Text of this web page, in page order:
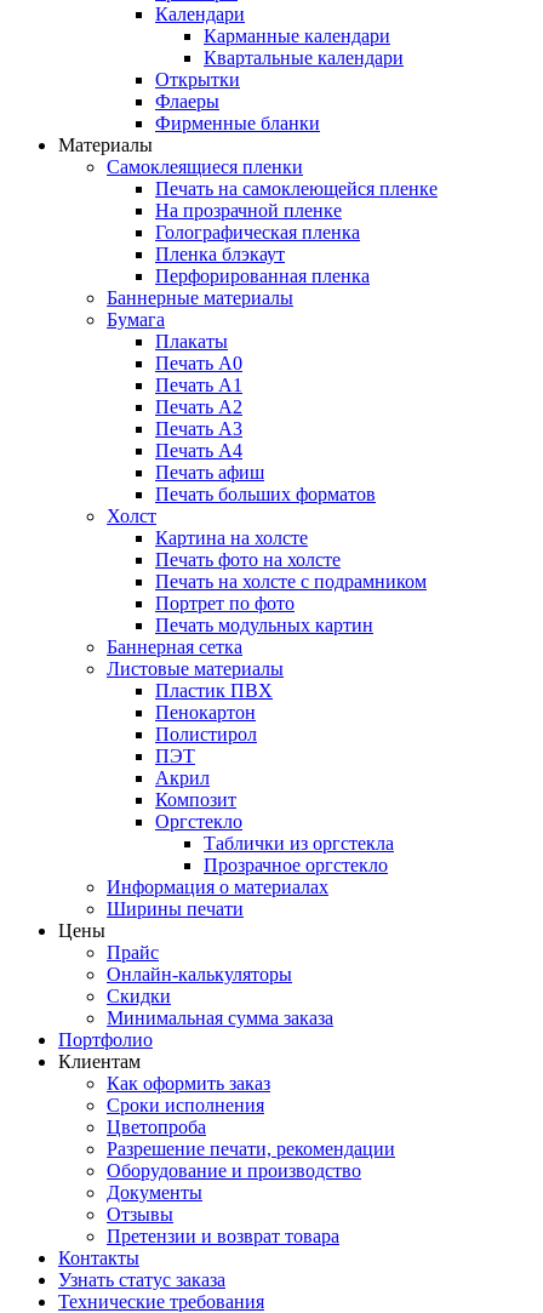
Календари
Карманные календари
Квартальные календари
Открытки
Флаеры
Фирменные бланки
Материалы
Самоклеящиеся пленки
Печать на самоклеющейся пленке
На прозрачной пленке
Голографическая пленка
Пленка блэкаут
Перфорированная пленка
Баннерные материалы
Бумага
Плакаты
Печать А0
Печать А1
Печать А2
Печать А3
Печать А4
Печать афиш
Печать больших форматов
Холст
Картина на холсте
Печать фото на холсте
Печать на холсте с подрамником
Портрет по фото
Печать модульных картин
Баннерная сетка
Листовые материалы
Пластик ПВХ
Пенокартон
Полистирол
ПЭТ
Акрил
Композит
Оргстекло
Таблички из оргстекла
Прозрачное оргстекло
Информация о материалах
Ширины печати
Цены
Прайс
Онлайн-калькуляторы
Скидки
Минимальная сумма заказа
Портфолио
Клиентам
Как оформить заказ
Сроки исполнения
Цветопроба
Разрешение печати, рекомендации
Оборудование и производство
Документы
Отзывы
Претензии и возврат товара
Контакты
Узнать статус заказа
Технические требования